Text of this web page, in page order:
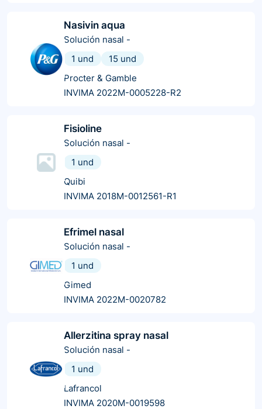
Nasivin aqua
Solución nasal -
1 und
15 und
Procter & Gamble
INVIMA 2022M-0005228-R2
Fisioline
Solución nasal -
1 und
Quibi
INVIMA 2018M-0012561-R1
Efrimel nasal
Solución nasal -
1 und
Gimed
INVIMA 2022M-0020782
Allerzitina spray nasal
Solución nasal -
1 und
Lafrancol
INVIMA 2020M-0019598